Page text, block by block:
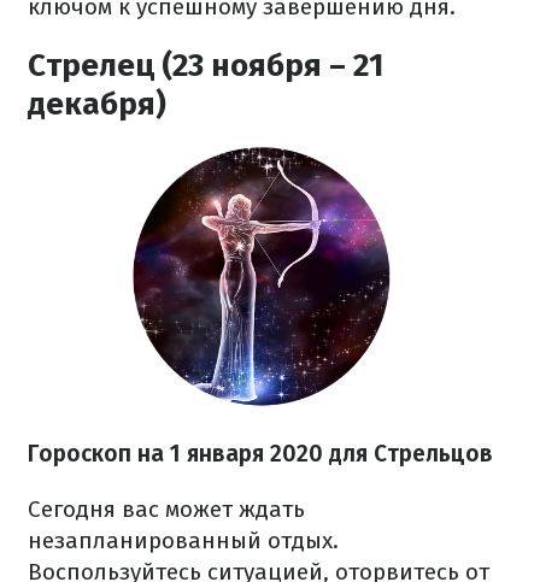
ключом к успешному завершению дня.
Стрелец (23 ноября – 21
декабря)
Гороскоп на 1 января 2020 для Стрельцов
Сегодня вас может ждать
незапланированный отдых.
Воспользуйтесь ситуацией, оторвитесь от